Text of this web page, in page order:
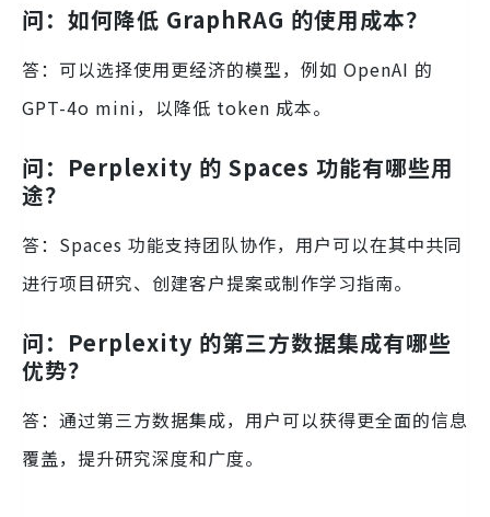
问：如何降低 GraphRAG 的使用成本？
答：可以选择使用更经济的模型，例如 OpenAI 的
GPT-4o mini，以降低 token 成本。
问：Perplexity 的 Spaces 功能有哪些用
途？
答：Spaces 功能支持团队协作，用户可以在其中共同
进行项目研究、创建客户提案或制作学习指南。
问：Perplexity 的第三方数据集成有哪些
优势？
答：通过第三方数据集成，用户可以获得更全面的信息
覆盖，提升研究深度和广度。